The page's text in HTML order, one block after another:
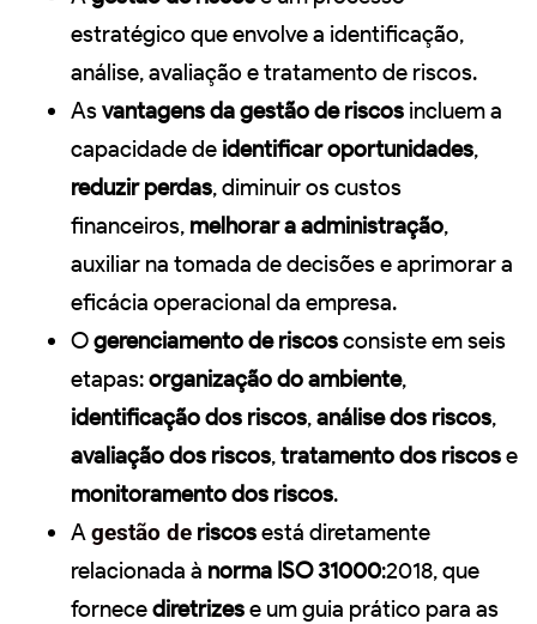
estratégico que envolve a identificação,
análise, avaliação e tratamento de riscos.
Asvantagens da gestão de riscos incluem a
capacidade de identificar oportunidades,
reduzir perdas, diminuir os custos
financeiros, melhorar a administração,
auxiliar na tomada de decisões e aprimorar a
eficácia operacional da empresa.
Ogerenciamento de riscosconsiste em seis
etapas:organização do ambiente,
identificação dos riscos,análise dos riscos,
avaliação dos riscos,tratamento dos riscose
monitoramento dos riscos.
Agestão de riscosestá diretamente
relacionada à norma ISO 31000:2018, que
fornecediretrizese um guia prático para as